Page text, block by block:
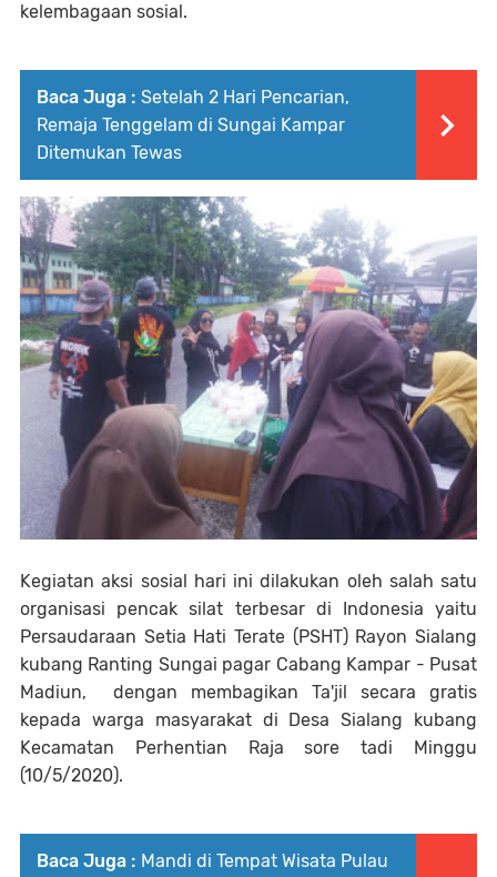
kelembagaan sosial.
Baca Juga : Setelah 2 Hari Pencarian,
Remaja Tenggelam di Sungai Kampar
Ditemukan Tewas
Kegiatan aksi sosial hari ini dilakukan oleh salah satu
organisasi pencak silat terbesar di Indonesia yaitu
Persaudaraan Setia Hati Terate (PSHT) Rayon Sialang
kubang Ranting Sungai pagar Cabang Kampar - Pusat
Madiun, dengan membagikan Ta'jil secara gratis
kepada warga masyarakat di Desa Sialang kubang
Kecamatan Perhentian Raja sore tadi Minggu
(10/5/2020).
Baca Juga : Mandi di Tempat Wisata Pulau